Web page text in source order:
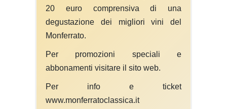
20 euro comprensiva di una
degustazione dei migliori vini del
Monferrato.
Per promozioni speciali e
abbonamenti visitare il sito web.
Per info e ticket
www.monferratoclassica.it